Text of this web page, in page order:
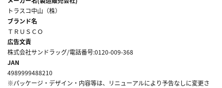
トラスコ中山（株）
ブランド名
ＴＲＵＳＣＯ
広告文責
株式会社サンドラッグ/電話番号:0120-009-368
JAN
4989999488210
※パッケージ・デザイン・内容等は、リニューアルにより予告なしに変更さ